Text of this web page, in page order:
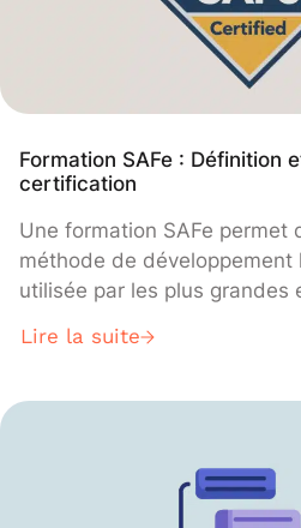
Formation SAFe : Définition
certification
Une formation SAFe permet
méthode de développement
utilisée par les plus grandes
Scaled Agile Framework, et
Lire la suite